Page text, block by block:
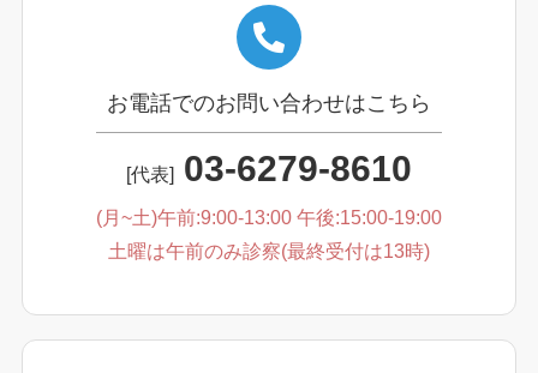
お電話でのお問い合わせはこちら
[代表] 03-6279-8610
(月~土)午前:9:00-13:00 午後:15:00-19:00
土曜は午前のみ診察(最終受付は13時)